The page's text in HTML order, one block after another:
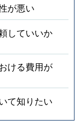
が悪い
していいか
ける費用が
て知りたい